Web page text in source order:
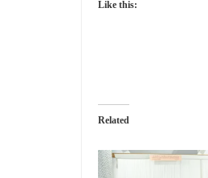
Like this:
Related